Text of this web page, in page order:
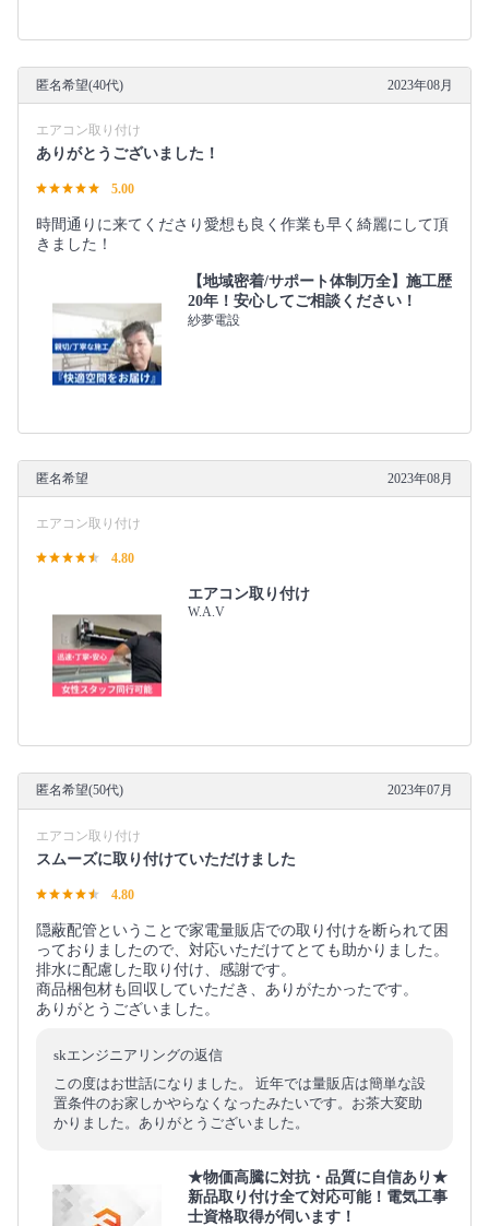
匿名希望(40代) 2023年08月
エアコン取り付け
ありがとうございました！
5.00
時間通りに来てくださり愛想も良く作業も早く綺麗にして頂
きました！
【地域密着/サポート体制万全】施工歴
20年！安心してご相談ください！
紗夢電設
匿名希望 2023年08月
エアコン取り付け
4.80
エアコン取り付け
W.A.V
匿名希望(50代) 2023年07月
エアコン取り付け
スムーズに取り付けていただけました
4.80
隠蔽配管ということで家電量販店での取り付けを断られて困
っておりましたので、対応いただけてとても助かりました。
排水に配慮した取り付け、感謝です。
商品梱包材も回収していただき、ありがたかったです。
ありがとうございました。
skエンジニアリングの返信
この度はお世話になりました。 近年では量販店は簡単な設
置条件のお家しかやらなくなったみたいです。お茶大変助
かりました。ありがとうございました。
★物価高騰に対抗・品質に自信あり★
新品取り付け全て対応可能！電気工事
士資格取得が伺います！